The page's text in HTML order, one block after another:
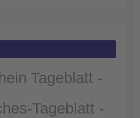
byUsercentrics Consent
Platform
Tageblatt -
Tageblatt -